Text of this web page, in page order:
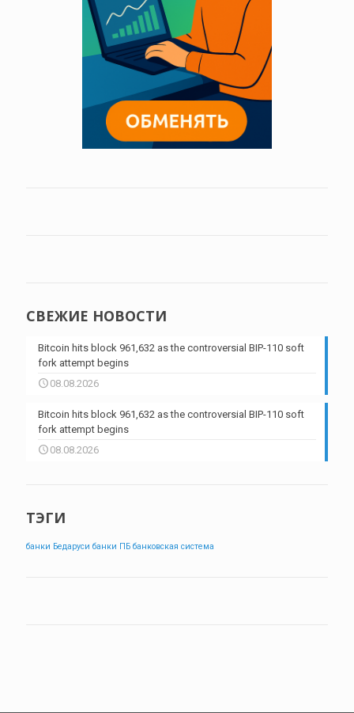
СВЕЖИЕ НОВОСТИ
Bitcoin hits block 961,632 as the controversial BIP-110 soft
fork attempt begins
08.08.2026
Bitcoin hits block 961,632 as the controversial BIP-110 soft
fork attempt begins
08.08.2026
ТЭГИ
банки Бедаруси банки ПБ банковская система